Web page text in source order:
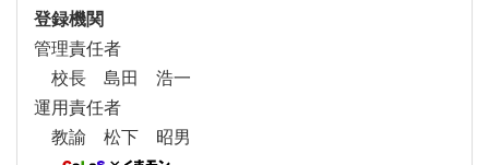
登録機関
管理責任者
校長 島田 浩一
運用責任者
教諭 松下 昭男